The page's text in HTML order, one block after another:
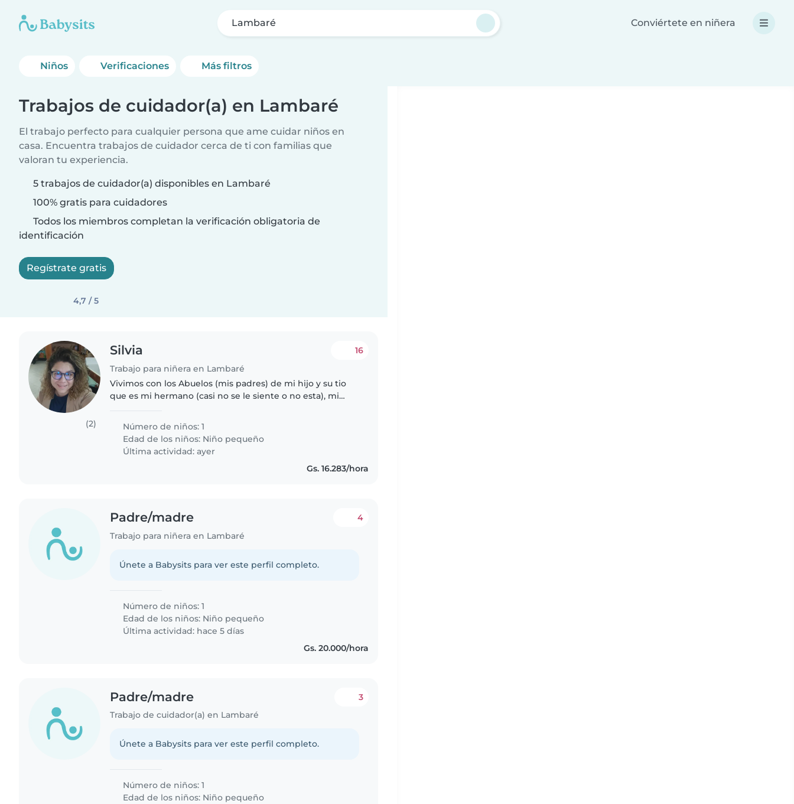
Lambaré Conviértete en niñera
Niños Verificaciones Más filtros
Trabajos de cuidador(a) en Lambaré
El trabajo perfecto para cualquier persona que ame cuidar niños en
casa. Encuentra trabajos de cuidador cerca de ti con familias que
valoran tu experiencia.
5 trabajos de cuidador(a) disponibles en Lambaré
100% gratis para cuidadores
Todos los miembros completan la verificación obligatoria de
identificación
Regístrate gratis
4,7 / 5
(2)
Silvia
Trabajo para niñera en Lambaré
16
Vivimos con los Abuelos (mis padres) de mi hijo y su tio
que es mi hermano (casi no se le siente o no esta), mi
encanta jugar, les..
Número de niños: 1
Edad de los niños: Niño pequeño
Última actividad: ayer
Gs. 16.283/hora
Padre/madre
Trabajo para niñera en Lambaré
4
Únete a Babysits para ver este perfil completo.
Número de niños: 1
Edad de los niños: Niño pequeño
Última actividad: hace 5 días
Gs. 20.000/hora
Padre/madre
Trabajo de cuidador(a) en Lambaré
3
Únete a Babysits para ver este perfil completo.
Número de niños: 1
Edad de los niños: Niño pequeño